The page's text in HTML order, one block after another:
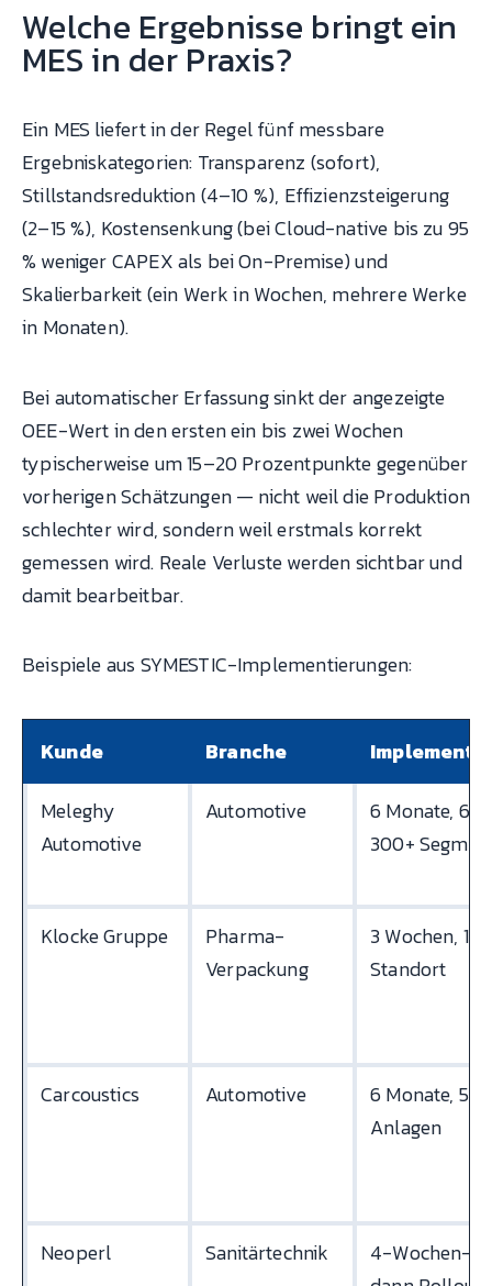
Welche Ergebnisse bringt ein
MES in der Praxis?
Ein MES liefert in der Regel fünf messbare
Ergebniskategorien: Transparenz (sofort),
Stillstandsreduktion (4–10 %), Effizienzsteigerung
(2–15 %), Kostensenkung (bei Cloud-native bis zu 95
% weniger CAPEX als bei On-Premise) und
Skalierbarkeit (ein Werk in Wochen, mehrere Werke
in Monaten).
Bei automatischer Erfassung sinkt der angezeigte
OEE-Wert in den ersten ein bis zwei Wochen
typischerweise um 15–20 Prozentpunkte gegenüber
vorherigen Schätzungen — nicht weil die Produktion
schlechter wird, sondern weil erstmals korrekt
gemessen wird. Reale Verluste werden sichtbar und
damit bearbeitbar.
Beispiele aus SYMESTIC-Implementierungen:
Kunde Branche
Meleghy
Automotive
Automotive
6 Monate, 6
300+
Klocke Gruppe
Pharma-
Verpackung
3 Wochen, 1
Standort
Carcoustics Automotive
6 Monate,
Anlagen
Neoperl Sanitärtechnik
4-Wochen-